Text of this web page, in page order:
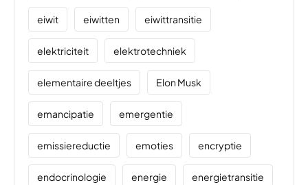
eiwit eiwitten eiwittransitie
elektriciteit elektrotechniek
elementaire deeltjes Elon Musk
emancipatie emergentie
emissiereductie emoties encryptie
endocrinologie energie energietransitie